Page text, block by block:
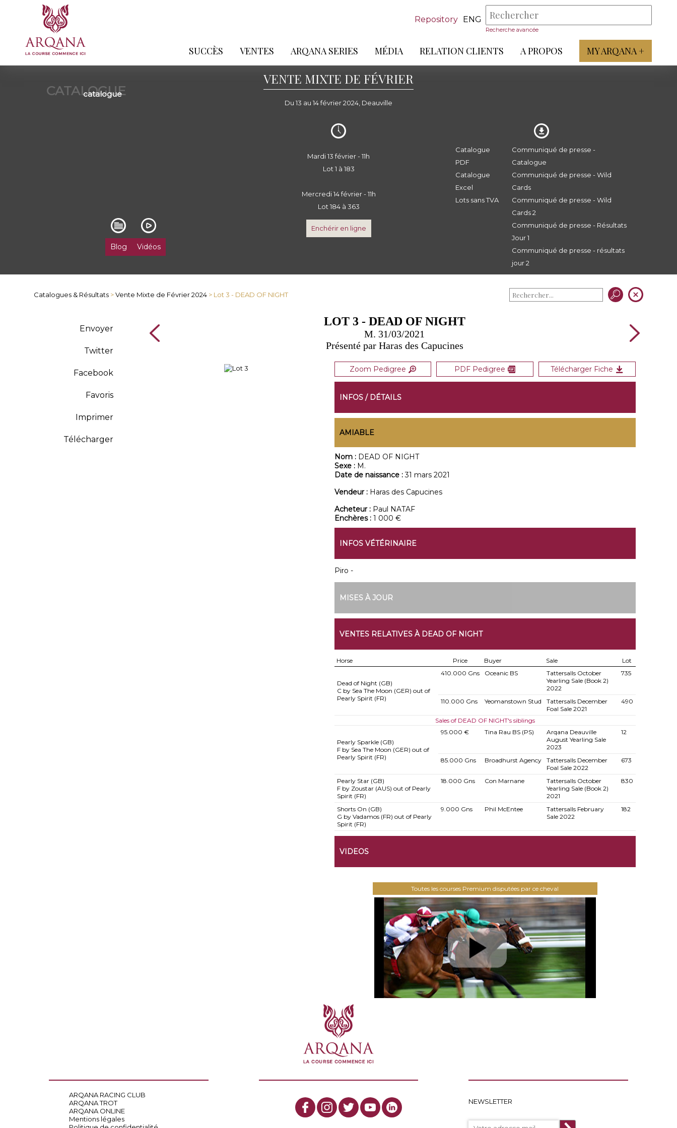
Repository ENG
Recherche avancée
SUCCÈS VENTES ARQANA SERIES MÉDIA RELATION CLIENTS A PROPOS MY ARQANA +
CATALOGUE
catalogue
VENTE MIXTE DE FÉVRIER
Du 13 au 14 février 2024, Deauville
Blog Vidéos
Mardi 13 février - 11h
Lot 1 à 183
Mercredi 14 février - 11h
Lot 184 à 363
Enchérir en ligne
Catalogue
PDF
Catalogue
Excel
Lots sans TVA
Communiqué de presse -
Catalogue
Communiqué de presse - Wild
Cards
Communiqué de presse - Wild
Cards 2
Communiqué de presse - Résultats
Jour 1
Communiqué de presse - résultats
jour 2
Catalogues & Résultats >Vente Mixte de Février 2024 > Lot 3 - DEAD OF NIGHT
Envoyer
Twitter
Facebook
Favoris
Imprimer
Télécharger
LOT 3 - DEAD OF NIGHT
M. 31/03/2021
Présenté par Haras des Capucines
Zoom Pedigree PDF Pedigree Télécharger Fiche
INFOS / DÉTAILS
AMIABLE
Nom : DEAD OF NIGHT
Sexe : M.
Date de naissance :31 mars 2021
Vendeur : Haras des Capucines
Acheteur : Paul NATAF
Enchères : 1 000 €
INFOS VÉTÉRINAIRE
Piro -
MISES À JOUR
VENTES RELATIVES À DEAD OF NIGHT
Horse Price Buyer Sale Lot
Dead of Night (GB)
C by Sea The Moon (GER) out of
Pearly Spirit (FR)
410.000 Gns Oceanic BS
Tattersalls October
Yearling Sale (Book 2)
2022
735
110.000 Gns Yeomanstown Stud
Tattersalls December
Foal Sale 2021
490
Sales of DEAD OF NIGHT's siblings
Pearly Sparkle (GB)
F by Sea The Moon (GER) out of
Pearly Spirit (FR)
95.000 € Tina Rau BS (PS)
Arqana Deauville
August Yearling Sale
2023
12
85.000 Gns Broadhurst Agency
Tattersalls December
Foal Sale 2022
673
Pearly Star (GB)
F by Zoustar (AUS) out of Pearly
Spirit (FR)
18.000 Gns Con Marnane
Tattersalls October
Yearling Sale (Book 2)
2021
830
Shorts On (GB)
G by Vadamos (FR) out of Pearly
Spirit (FR)
9.000 Gns Phil McEntee
Tattersalls February
Sale 2022
182
VIDEOS
Toutes les courses Premium disputées par ce cheval
ARQANA RACING CLUB
ARQANA TROT
ARQANA ONLINE
Mentions légales
NEWSLETTER